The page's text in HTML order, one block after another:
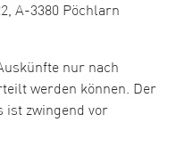
A-3380 Pöchlarn
nur nach
werden können. Der
ist zwingend vor